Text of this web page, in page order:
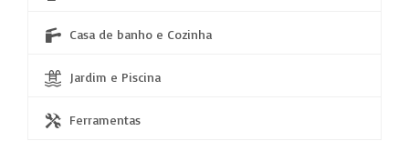
Casa de banho e Cozinha
Jardim e Piscina
Ferramentas